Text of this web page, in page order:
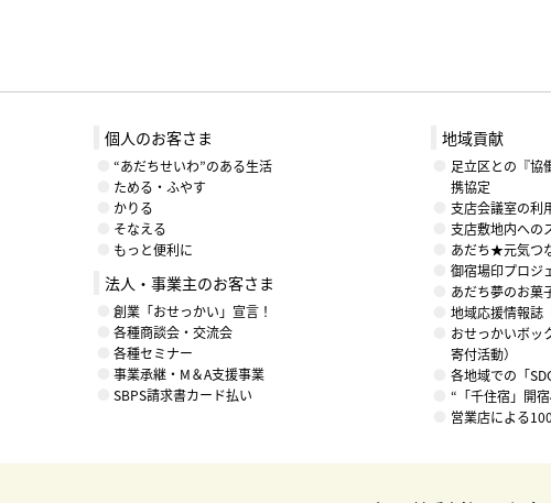
個人のお客さま
“あだちせいわ”のある生活
ためる・ふやす
かりる
そなえる
もっと便利に
法人・事業主のお客さま
創業「おせっかい」宣言！
各種商談会・交流会
各種セミナー
事業承継・M＆A支援事業
SBPS請求書カード払い
地域貢献
足立区との『協
携協定
支店会議室の利
支店敷地内への
あだち★元気つ
御宿場印プロジ
あだち夢のお菓
地域応援情報誌
おせっかいボッ
寄付活動）
各地域での「
“「千住宿」開
営業店による